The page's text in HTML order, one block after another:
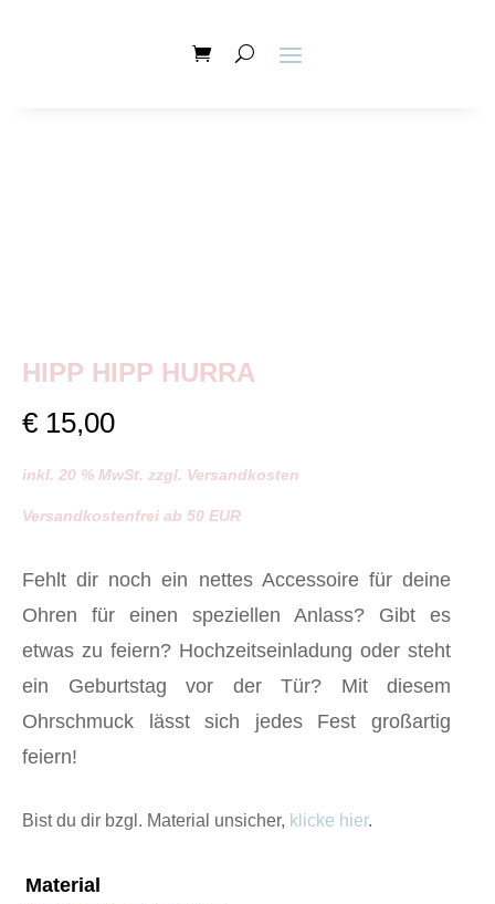
HIPP HIPP HURRA
€ 15,00
inkl. 20 % MwSt. zzgl. Versandkosten
Versandkostenfrei ab 50 EUR
Fehlt dir noch ein nettes Accessoire für deine
Ohren für einen speziellen Anlass? Gibt es
etwas zu feiern? Hochzeitseinladung oder steht
ein Geburtstag vor der Tür? Mit diesem
Ohrschmuck lässt sich jedes Fest großartig
feiern!
Bist du dir bzgl. Material unsicher, klicke hier.
Material